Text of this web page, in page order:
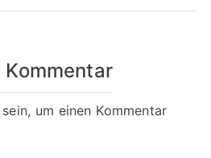
Kommentar
sein, um einen Kommentar